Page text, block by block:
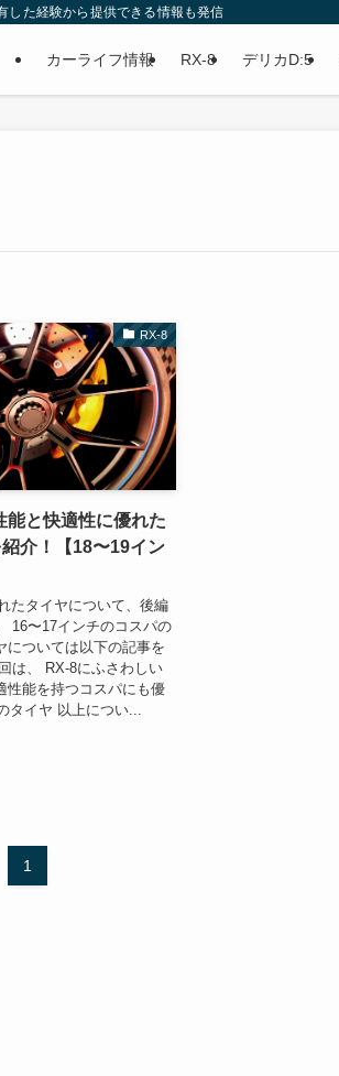
た経験から提供できる情報も発信中です！
カーライフ情報 RX-8 デリカD:5
RX-8
能と快適性に優れた
介！【18〜19イン
たタイヤについて、後編
16〜17インチのコスパの
については以下の記事を
は、 RX-8にふさわしい
性能を持つコスパにも優
タイヤ 以上につい...
1